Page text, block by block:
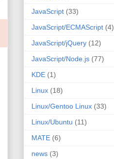
JavaScript (33)
JavaScript/ECMAScript (4)
JavaScript/jQuery (12)
JavaScript/Node.js (77)
KDE (1)
Linux (18)
Linux/Gentoo Linux (33)
Linux/Ubuntu (11)
MATE (6)
news (3)